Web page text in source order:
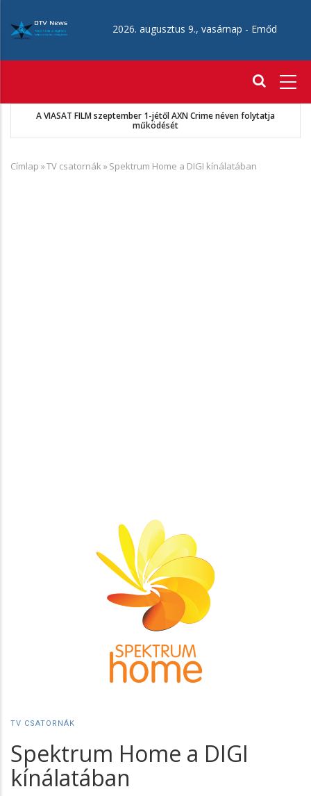
tartalomra
2026. augusztus 9., vasárnap - Emőd
A VIASAT FILM szeptember 1-jétől AXN Crime néven folytatja
működését
Morzsa
Címlap »TV csatornák »Spektrum Home a DIGI kínálatában
TV CSATORNÁK
Spektrum Home a DIGI
kínálatában